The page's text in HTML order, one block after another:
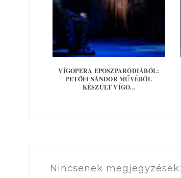
VÍGOPERA EPOSZPARÓDIÁBÓL:
PETŐFI SÁNDOR MŰVÉBŐL
KÉSZÜLT VÍGO...
Nincsenek megjegyzések: